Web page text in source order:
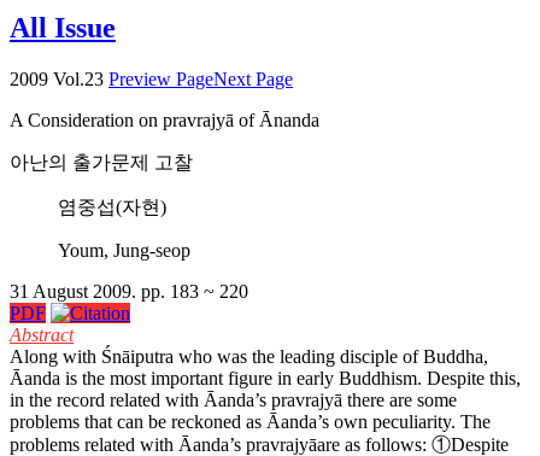
All Issue
2009 Vol.23 Preview PageNext Page
A Consideration on pravrajyā of Ānanda
아난의 출가문제 고찰
염중섭(자현)
Youm, Jung-seop
31 August 2009. pp. 183 ~ 220
PDF
Abstract
Along with Śnāiputra who was the leading disciple of Buddha,
Āanda is the most important figure in early Buddhism. Despite this,
in the record related with Āanda’s pravrajyā there are some
problems that can be reckoned as Āanda’s own peculiarity. The
problems related with Āanda’s pravrajyāare as follows: ①Despite